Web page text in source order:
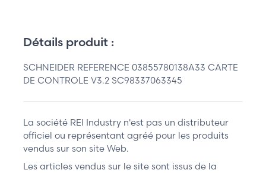
Détails produit :
SCHNEIDER REFERENCE 03855780138A33 CARTE
DE CONTROLE V3.2 SC98337063345
La société REI Industry n'est pas un distributeur
officiel ou représentant agréé pour les produits
vendus sur son site Web.
Les articles vendus sur le site sont issus de la